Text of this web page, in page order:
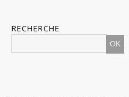
RECHERCHE